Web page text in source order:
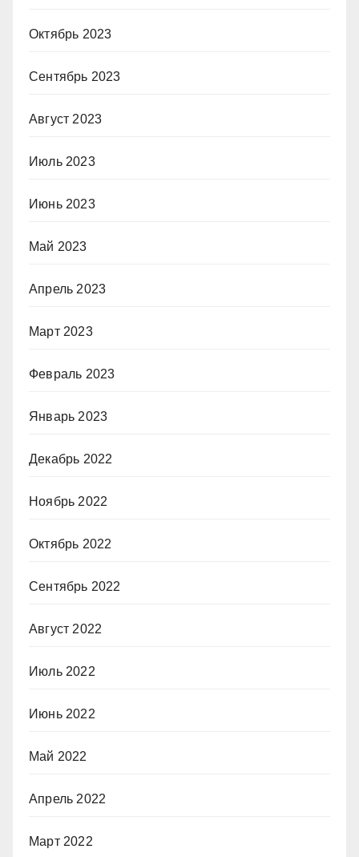
Октябрь 2023
Сентябрь 2023
Август 2023
Июль 2023
Июнь 2023
Май 2023
Апрель 2023
Март 2023
Февраль 2023
Январь 2023
Декабрь 2022
Ноябрь 2022
Октябрь 2022
Сентябрь 2022
Август 2022
Июль 2022
Июнь 2022
Май 2022
Апрель 2022
Март 2022